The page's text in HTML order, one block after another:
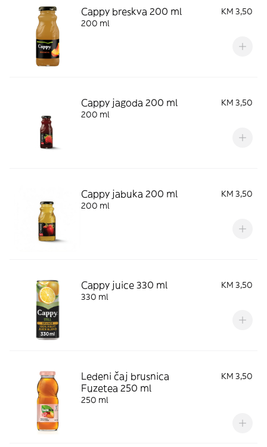
Cappy breskva 200 ml
KM 3,50
200 ml
Cappy jagoda 200 ml
KM 3,50
200 ml
Cappy jabuka 200 ml
KM 3,50
200 ml
Cappy juice 330 ml
KM 3,50
330 ml
Ledeni čaj brusnica
Fuzetea 250 ml
KM 3,50
250 ml